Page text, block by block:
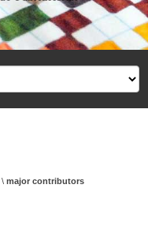
\ major contributors